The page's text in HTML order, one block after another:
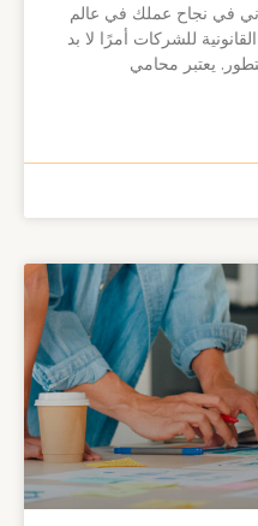
في نجاح عملك في عالم
للشركات أمرًا لا بد
يعتبر محامي